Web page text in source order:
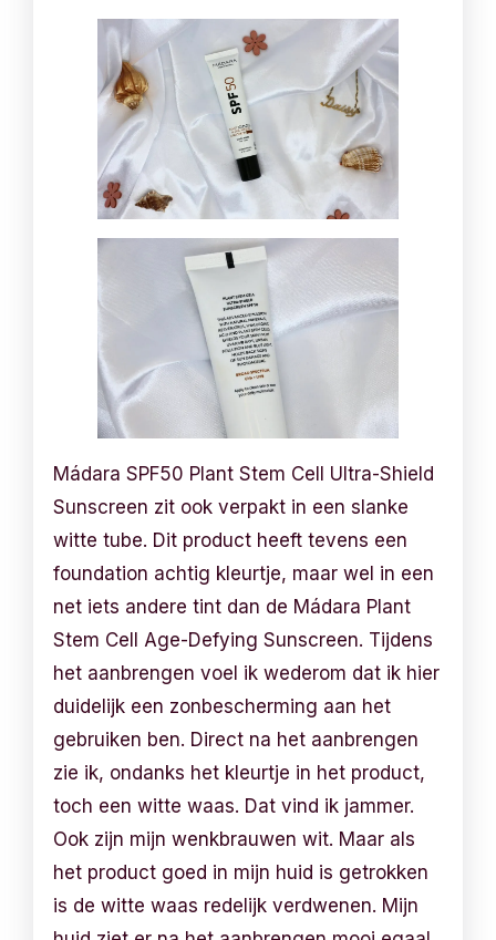
Mádara SPF50 Plant Stem Cell Ultra-Shield
Sunscreen zit ook verpakt in een slanke
witte tube. Dit product heeft tevens een
foundation achtig kleurtje, maar wel in een
net iets andere tint dan de Mádara Plant
Stem Cell Age-Defying Sunscreen. Tijdens
het aanbrengen voel ik wederom dat ik hier
duidelijk een zonbescherming aan het
gebruiken ben. Direct na het aanbrengen
zie ik, ondanks het kleurtje in het product,
toch een witte waas. Dat vind ik jammer.
Ook zijn mijn wenkbrauwen wit. Maar als
het product goed in mijn huid is getrokken
is de witte waas redelijk verdwenen. Mijn